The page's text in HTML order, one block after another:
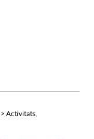
Activitats